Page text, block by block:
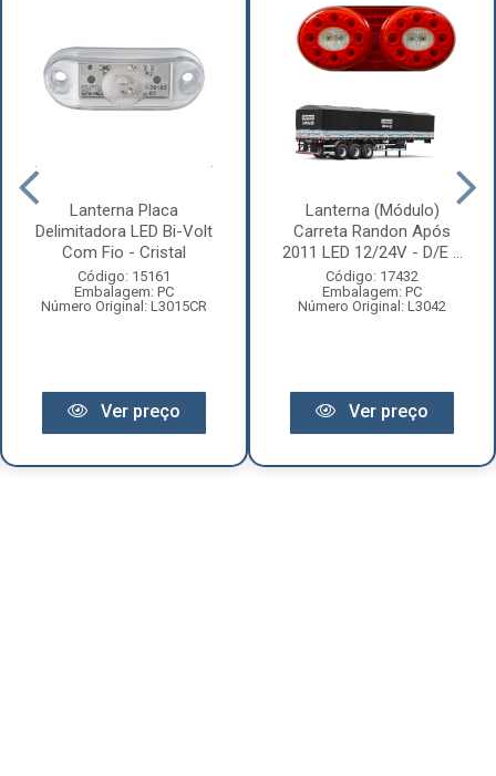
Lanterna Placa
Delimitadora LED Bi-Volt
Com Fio - Cristal
Código: 15161
Embalagem: PC
Número Original: L3015CR
Ver preço
Lanterna (Módulo)
Carreta Randon Após
2011 LED 12/24V - D/E ...
Código: 17432
Embalagem: PC
Número Original: L3042
Ver preço